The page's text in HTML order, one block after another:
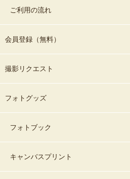
ご利用の流れ
会員登録（無料）
撮影リクエスト
フォトグッズ
フォトブック
キャンバスプリント